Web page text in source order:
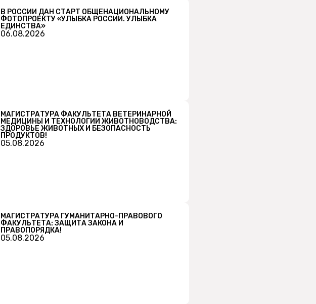
В РОССИИ ДАН СТАРТ ОБЩЕНАЦИОНАЛЬНОМУ
ФОТОПРОЕКТУ «УЛЫБКА РОССИИ. УЛЫБКА
ЕДИНСТВА»
06.08.2026
МАГИСТРАТУРА ФАКУЛЬТЕТА ВЕТЕРИНАРНОЙ
МЕДИЦИНЫ И ТЕХНОЛОГИИ ЖИВОТНОВОДСТВА:
ЗДОРОВЬЕ ЖИВОТНЫХ И БЕЗОПАСНОСТЬ
ПРОДУКТОВ!
05.08.2026
МАГИСТРАТУРА ГУМАНИТАРНО-ПРАВОВОГО
ФАКУЛЬТЕТА: ЗАЩИТА ЗАКОНА И
ПРАВОПОРЯДКА!
05.08.2026